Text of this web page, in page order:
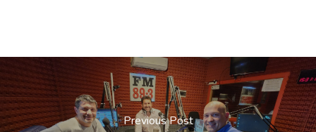
Previous Post